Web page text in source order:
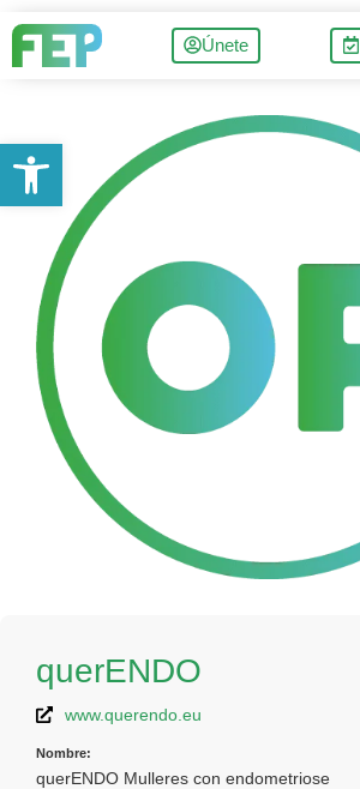
Únete
querENDO
www.querendo.eu
Nombre:
querENDO Mulleres con endometriose
Abrir barra de herramientas